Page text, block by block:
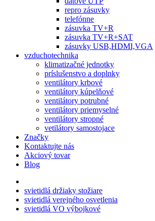
repro zásuvky
telefónne
zásuvka TV+R
zásuvka TV+R+SAT
zásuvky USB,HDMI,VGA
vzduchotechnika
klimatizačné jednotky
príslušenstvo a doplnky
ventilátory krbové
ventilátory kúpelňové
ventilátory potrubné
ventilátory priemyselné
ventilátory stropné
vetilátory samostojace
Značky
Kontaktujte nás
Akciový tovar
Blog
svietidlá držiaky stožiare
svietidlá verejného osvetlenia
svietidlá VO výbojkové